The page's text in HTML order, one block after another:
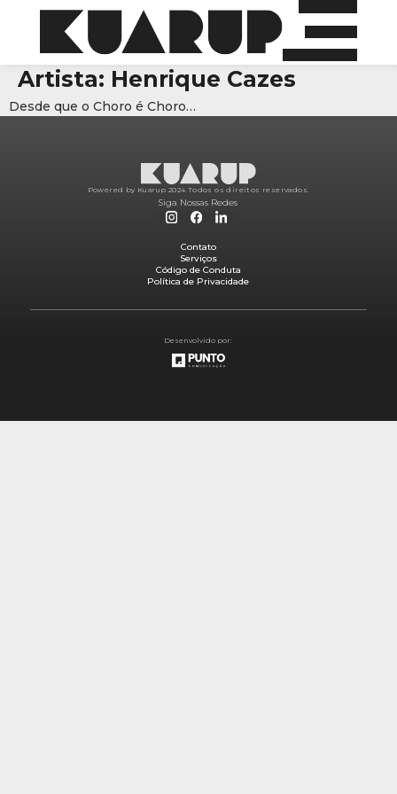
Artista: Henrique Cazes
Desde que o Choro é Choro…
Powered by Kuarup 2024. Todos os direitos reservados.
Siga Nossas Redes
Contato
Serviços
Código de Conduta
Política de Privacidade
Desenvolvido por: